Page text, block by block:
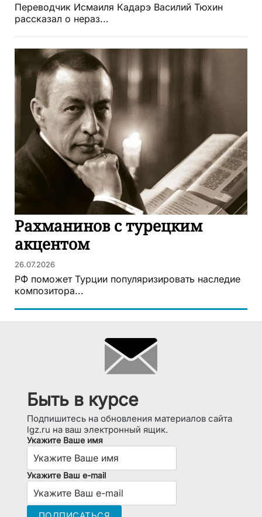
Переводчик Исмаиля Кадарэ Василий Тюхин
рассказал о нераз...
Рахманинов с турецким
акцентом
26.07.2026
РФ поможет Турции популяризировать наследие
композитора...
Быть в курсе
Подпишитесь на обновления материалов сайта
lgz.ru на ваш электронный ящик.
Укажите Ваше имя
Укажите Ваш e-mail